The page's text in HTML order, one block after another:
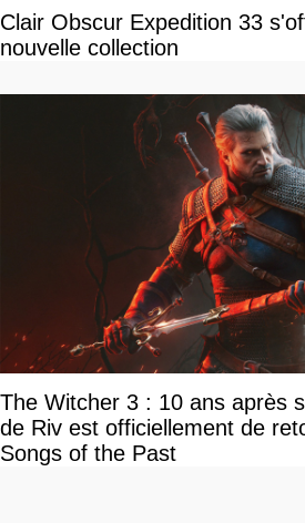
Clair Obscur Expedition 33
nouvelle collection
The Witcher 3 : 10 ans après
de Riv est officiellement de
Songs of the Past